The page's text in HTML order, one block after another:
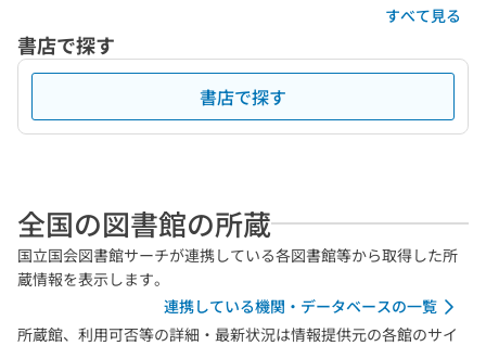
すべて見る
書店で探す
書店で探す
全国の図書館の所蔵
国立国会図書館サーチが連携している各図書館等から取得した所
蔵情報を表示します。
連携している機関・データベースの一覧
所蔵館、利用可否等の詳細・最新状況は情報提供元の各館のサイ